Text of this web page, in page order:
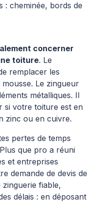
: cheminée, bords de
concerner
toiture. Le
remplacer les
Le zingueur
métalliques. Il
si votre toiture est en
zinc ou en cuivre.
pertes de temps
que pro a réuni
et entreprises
demande de devis de
fiable,
délais : en déposant